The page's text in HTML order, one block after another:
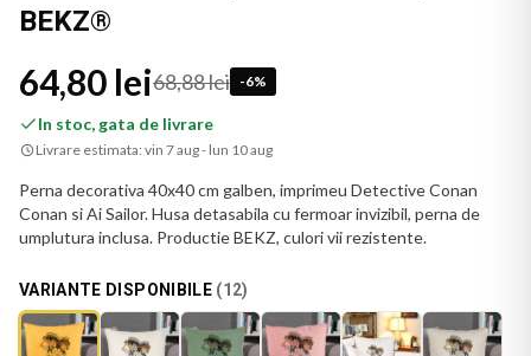
BEKZ®
64,80 lei68,88 lei -6%
In stoc, gata de livrare
Livrare estimata: vin 7 aug - lun 10 aug
Perna decorativa 40x40 cm galben, imprimeu Detective Conan
Conan si Ai Sailor. Husa detasabila cu fermoar invizibil, perna de
umplutura inclusa. Productie BEKZ, culori vii rezistente.
VARIANTE DISPONIBILE (12)